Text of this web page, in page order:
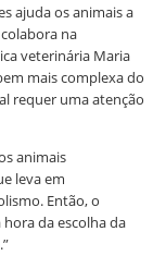
ajuda os animais a
na
veterinária Maria
mais complexa do
requer uma atenção
animais
leva em
Então, o
da escolha da